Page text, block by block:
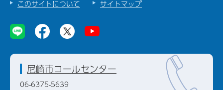
このサイトについて
サイトマップ
尼崎市コールセンター
06-6375-5639